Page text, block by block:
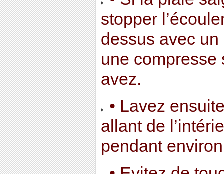
stopper
dessus avec
une compresse
avez.
• Lavez
allant de
pendant